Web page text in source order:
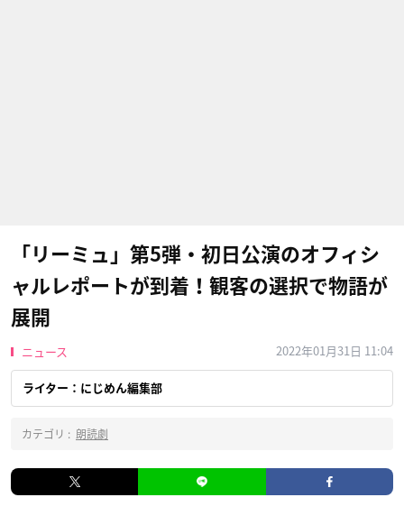
「リーミュ」第5弾・初日公演のオフィシ
ャルレポートが到着！観客の選択で物語が
展開
ニュース 2022年01月31日 11:04
ライター：にじめん編集部
カテゴリ : 朗読劇